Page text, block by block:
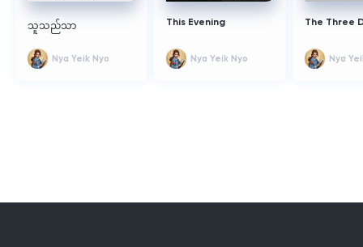
သူသည်သာ
Nya Yeik Nyo
This Evening
Nya Yeik Nyo
The Three
Nya